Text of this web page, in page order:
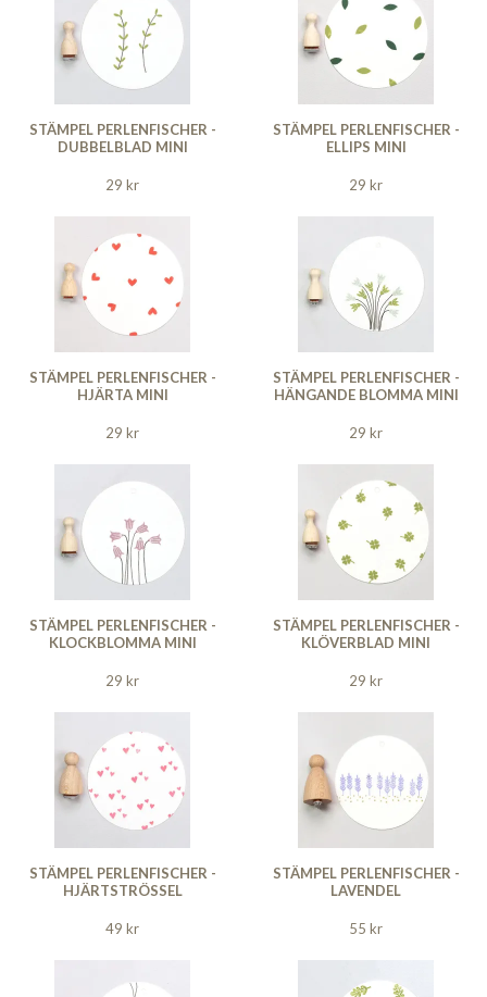
STÄMPEL PERLENFISCHER -
DUBBELBLAD MINI
29 kr
STÄMPEL PERLENFISCHER -
ELLIPS MINI
29 kr
STÄMPEL PERLENFISCHER -
HJÄRTA MINI
29 kr
STÄMPEL PERLENFISCHER -
HÄNGANDE BLOMMA MINI
29 kr
STÄMPEL PERLENFISCHER -
KLOCKBLOMMA MINI
29 kr
STÄMPEL PERLENFISCHER -
KLÖVERBLAD MINI
29 kr
STÄMPEL PERLENFISCHER -
HJÄRTSTRÖSSEL
49 kr
STÄMPEL PERLENFISCHER -
LAVENDEL
55 kr